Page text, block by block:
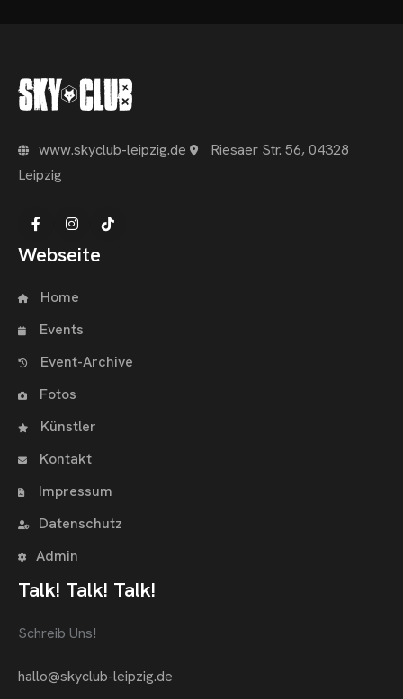
www.skyclub-leipzig.de
Riesaer Str. 56, 04328
Leipzig
Webseite
Home
Events
Event-Archive
Fotos
Künstler
Kontakt
Impressum
Datenschutz
Admin
Talk! Talk! Talk!
Schreib Uns!
hallo@skyclub-leipzig.de